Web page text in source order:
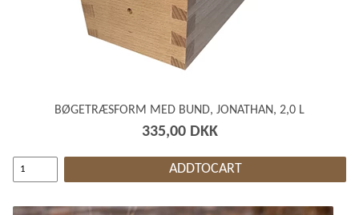
BØGETRÆSFORM MED BUND, JONATHAN, 2,0 L
335,00 DKK
ADDTOCART